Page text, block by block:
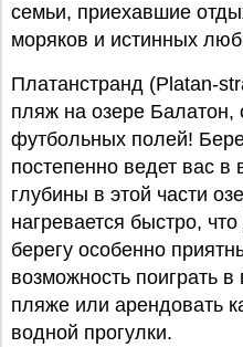
семьи, приехавшие
моряков и истинных
Платанстранд (Platan-
пляж на озере Балатон,
футбольных полей!
постепенно ведет вас в
глубины в этой части
нагревается быстро,
берегу особенно
возможность поиграть
пляже или арендовать
водной прогулки.